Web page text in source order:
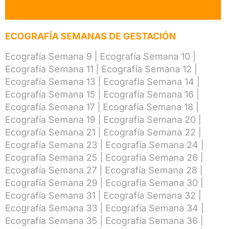
ECOGRAFÍA SEMANAS DE GESTACIÓN
Ecografía Semana 9
Ecografía Semana 10
Ecografía Semana 11
Ecografía Semana 12
Ecografía Semana 13
Ecografía Semana 14
Ecografía Semana 15
Ecografía Semana 16
Ecografía Semana 17
Ecografía Semana 18
Ecografía Semana 19
Ecografía Semana 20
Ecografía Semana 21
Ecografía Semana 22
Ecografía Semana 23
Ecografía Semana 24
Ecografía Semana 25
Ecografía Semana 26
Ecografía Semana 27
Ecografía Semana 28
Ecografía Semana 29
Ecografía Semana 30
Ecografía Semana 31
Ecografía Semana 32
Ecografía Semana 33
Ecografía Semana 34
Ecografía Semana 35
Ecografía Semana 36